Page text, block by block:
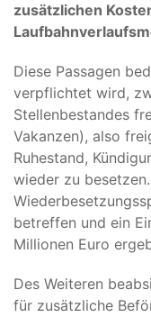
zusätzlichen
Diese Passagen
verpflichtet wird,
Stellenbestandes
Vakanzen), also
Ruhestand,
wieder zu
betreffen und ein
Millionen Euro
Des Weiteren
für zusätzliche